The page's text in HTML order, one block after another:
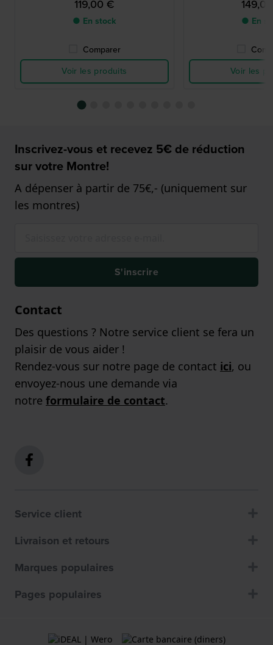
119,00 €
● En stock
Comparer
Voir les produits
● En
Voir les
Inscrivez-vous et recevez 5€ de réduction
sur votre Montre!
A dépenser à partir de 75€,- (uniquement sur
les montres)
S'inscrire
Contact
Des questions ? Notre service client se fera un
plaisir de vous aider !
Rendez-vous sur notre page de contact ici, ou
envoyez-nous une demande via
notre formulaire de contact.
Service client
Livraison et retours
Marques populaires
Pages populaires